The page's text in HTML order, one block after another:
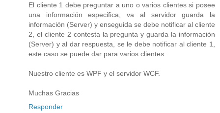
El cliente 1 debe preguntar a uno o varios clientes si posee
una información especifica, va al servidor guarda la
información (Server) y enseguida se debe notificar al cliente
2, el cliente 2 contesta la pregunta y guarda la información
(Server) y al dar respuesta, se le debe notificar al cliente 1,
este caso se puede dar para varios clientes.
Nuestro cliente es WPF y el servidor WCF.
Muchas Gracias
Responder